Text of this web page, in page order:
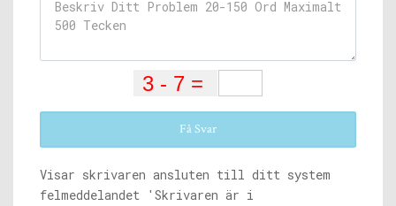
Få Svar
Visar skrivaren ansluten till ditt system
felmeddelandet 'Skrivaren är i